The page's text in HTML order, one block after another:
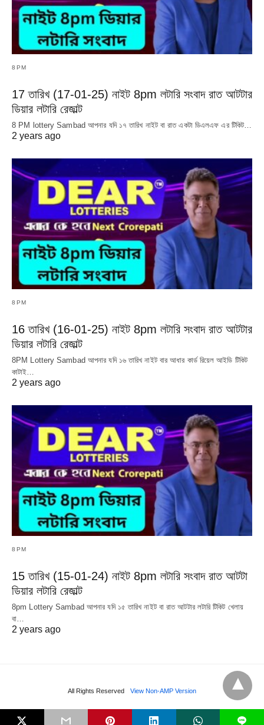
8PM
17 তারিখ (17-01-25) নাইট 8pm লটারি সংবাদ রাত আটটার
ডিয়ার লটারি রেজাল্ট
8 PM lottery Sambad আপনার যদি ১৭ তারিখ নাইট বা রাত একটা ডিএলএফ এর টিকিট…
2 years ago
8PM
16 তারিখ (16-01-25) নাইট 8pm লটারি সংবাদ রাত আটটার
ডিয়ার লটারি রেজাল্ট
8PM Lottery Sambad আপনার যদি ১৬ তারিখ নাইট বার আধার কার্ড রিয়েল আইডি টিকিট
কাটাই…
2 years ago
8PM
15 তারিখ (15-01-24) নাইট 8pm লটারি সংবাদ রাত আটটা
ডিয়ার লটারি রেজাল্ট
8pm Lottery Sambad আপনার যদি ১৫ তারিখ নাইট বা রাত আটটার লটারি টিকিট খেলায়
বা…
2 years ago
All Rights Reserved View Non-AMP Version
L